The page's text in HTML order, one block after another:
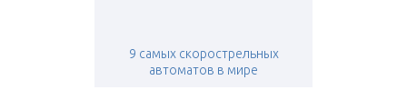
9 самых скорострельных
автоматов в мире